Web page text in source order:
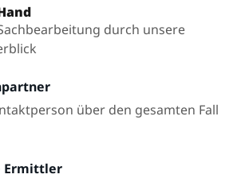
durch unsere
über den gesamten Fall
Ermittler